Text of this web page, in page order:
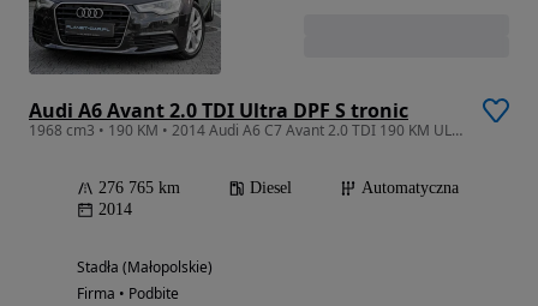
Audi A6 Avant 2.0 TDI Ultra DPF S tronic
1968 cm3 • 190 KM • 2014 Audi A6 C7 Avant 2.0 TDI 190 KM ULTRA S-tronic
276 765 km Diesel
Automatyczna
2014
Stadła (Małopolskie)
Firma • Podbite